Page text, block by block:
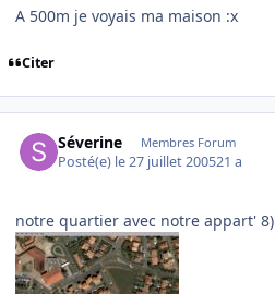
A 500m je voyais ma maison :x
Citer
Séverine Membres Forum
Posté(e) le 27 juillet 200521 a
notre quartier avec notre appart' 8)